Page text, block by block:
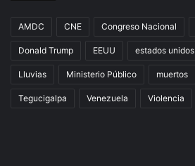
AMDC CNE Congreso Nacional
Donald Trump EEUU estados unidos
Lluvias Ministerio Público muertos
Tegucigalpa Venezuela Violencia